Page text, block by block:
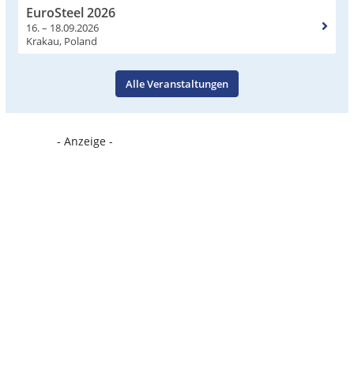
EuroSteel 2026
16. – 18.09.2026
Krakau, Poland
Alle Veranstaltungen
- Anzeige -